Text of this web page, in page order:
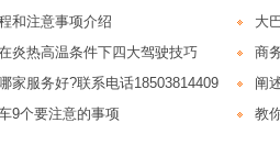
和注意事项介绍
大
炎热高温条件下四大驾驶技巧
商
家服务好?联系电话18503814409
阐
9个要注意的事项
教